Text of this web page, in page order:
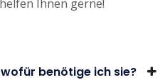
Ihnen gerne!
benötige ich sie?